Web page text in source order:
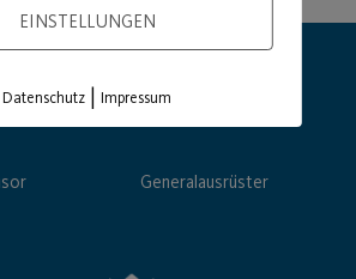
Generalausrüster
EINSTELLUNGEN
Datenschutz |Impressum